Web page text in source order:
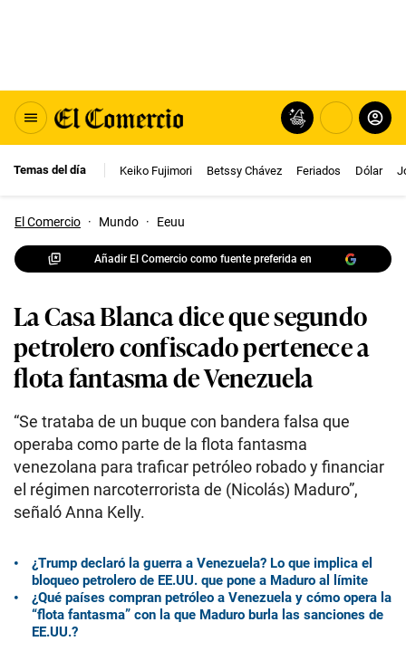
Temas del día Keiko Fujimori Betssy Chávez Feriados Dólar
El Comercio · Mundo · Eeuu
Añadir El Comercio como fuente preferida en
La Casa Blanca dice que segundo
petrolero confiscado pertenece a
flota fantasma de Venezuela
“Se trataba de un buque con bandera falsa que
operaba como parte de la flota fantasma
venezolana para traficar petróleo robado y financiar
el régimen narcoterrorista de (Nicolás) Maduro”,
señaló Anna Kelly.
¿Trump declaró la guerra a Venezuela? Lo que implica el
bloqueo petrolero de EE.UU. que pone a Maduro al límite
¿Qué países compran petróleo a Venezuela y cómo opera la
“flota fantasma” con la que Maduro burla las sanciones de
EE.UU.?